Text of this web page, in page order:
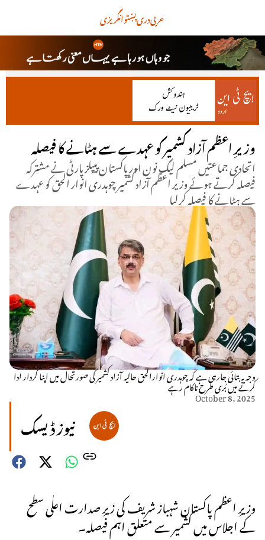
انگریزیپښتودریعربی
وزیرِ اعظم آزاد کشمیر کو عہدے سے ہٹانے کا فیصلہ
اتحادی جماعتیں مسلم لیگ نون اور پاکستان پیپلز پارٹی نے مشترکہ
فیصلہ کرتے ہوئے وزیر اعظم آزاد کشمیر چوہدری انوار الحق کو عہدے
سے ہٹانے کا فیصلہ کرلیا
وجہ یہ بتائی جارہی ہے کہ چوہدری انوارالحق حالیہ آزاد کشمیر کی صورتحال میں اپنا کردار ادا
کرنے میں بُری طرح ناکام رہے
October 8, 2025
نیوز ڈیسک
وزیرِ اعظم پاکستان شہباز شریف کی زیرِ صدارت اعلٰی سطح
کے اجلاس میں کشمیر سے متعلق اہم فیصلہ۔